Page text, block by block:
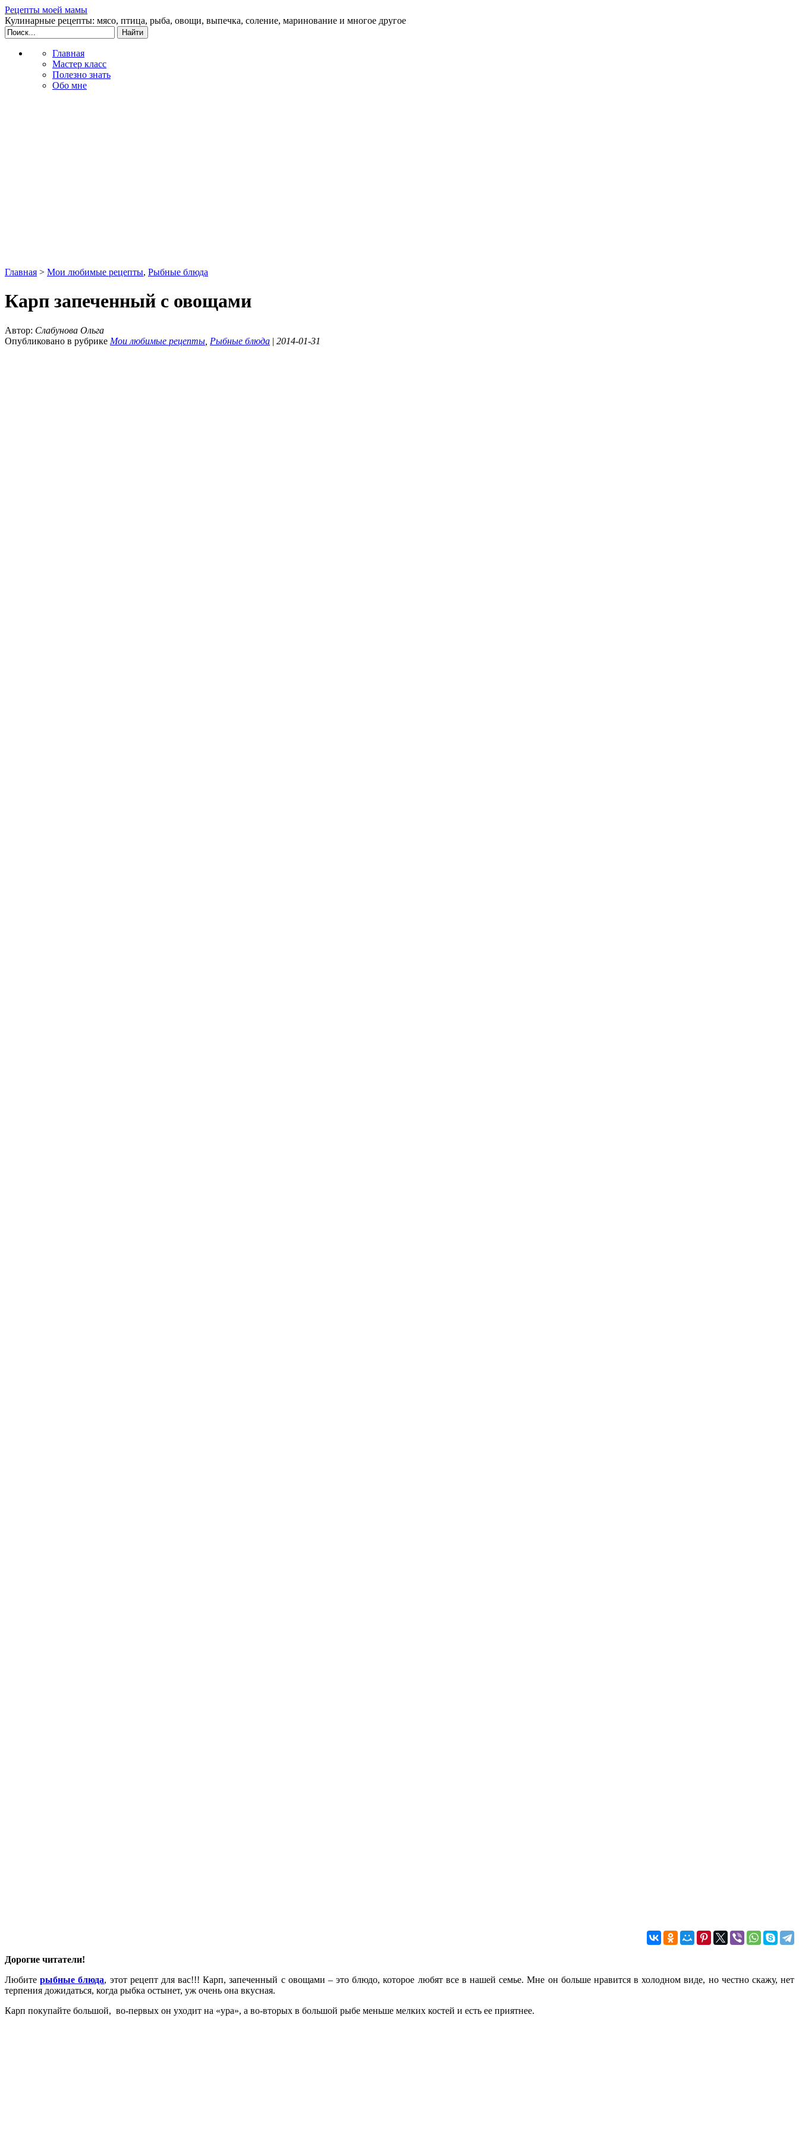
Рецепты моей мамы
Кулинарные рецепты: мясо, птица, рыба, овощи, выпечка, соление, маринование и многое другое
Главная
Мастер класс
Полезно знать
Обо мне
Главная > Мои любимые рецепты, Рыбные блюда
Карп запеченный с овощами
Автор: Слабунова Ольга
Опубликовано в рубрике Мои любимые рецепты Рыбные блюда | 2014-01-31
Дорогие читатели!
Любитерыбные блюда, этот рецепт для вас!!! Карп, запеченный с овощами – это блюдо, которое любят все в нашей семье. Мне он больше нравится в холодном виде, но честно скажу, нет
терпения дожидаться, когда рыбка остынет, уж очень она вкусная.
Карп покупайте большой, во-первых он уходит на «ура», а во-вторых в большой рыбе меньше мелких костей и есть ее приятнее.